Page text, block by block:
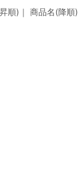
順) ｜商品名(降順)